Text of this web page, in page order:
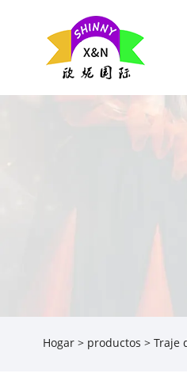
Hogar > productos > Traje